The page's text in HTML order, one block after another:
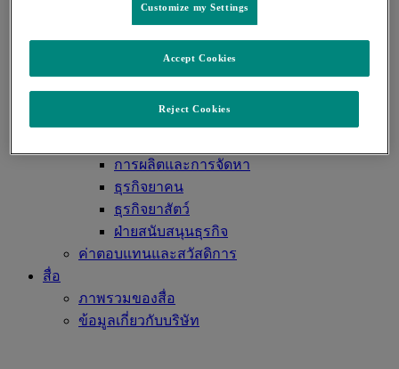
ผู้ป่วยและข้อมูลการรักษา
ร่วมงานกับเรา
การผลิตและการจัดหา
ธุรกิจยาคน
ธุรกิจยาสัตว์
ฝ่ายสนับสนุนธุรกิจ
ค่าตอบแทนและสวัสดิการ
สื่อ
ภาพรวมของสื่อ
ข้อมูลเกี่ยวกับบริษัท
Customize my Settings
Reject Cookies
Accept Cookies